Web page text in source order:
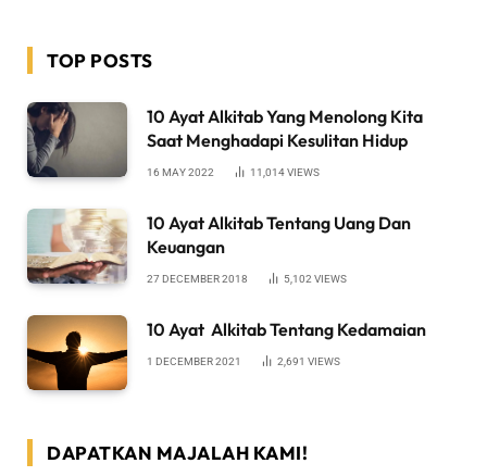
TOP POSTS
10 Ayat Alkitab Yang Menolong Kita
Saat Menghadapi Kesulitan Hidup
16 MAY 2022 11,014VIEWS
10 Ayat Alkitab Tentang Uang Dan
Keuangan
27 DECEMBER 2018 5,102VIEWS
10 Ayat Alkitab Tentang Kedamaian
1 DECEMBER 2021 2,691 VIEWS
DAPATKAN MAJALAH KAMI!